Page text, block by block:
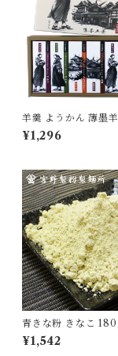
羊羹 ようかん 薄墨
ら 松山道後めぐり 6
本ヒデキチ コラボ 限
z-sh06]
¥1,296
青きな粉 きなこ
産 無添加 大豆 自家
グルメ 粉物 [myn-
¥1,542